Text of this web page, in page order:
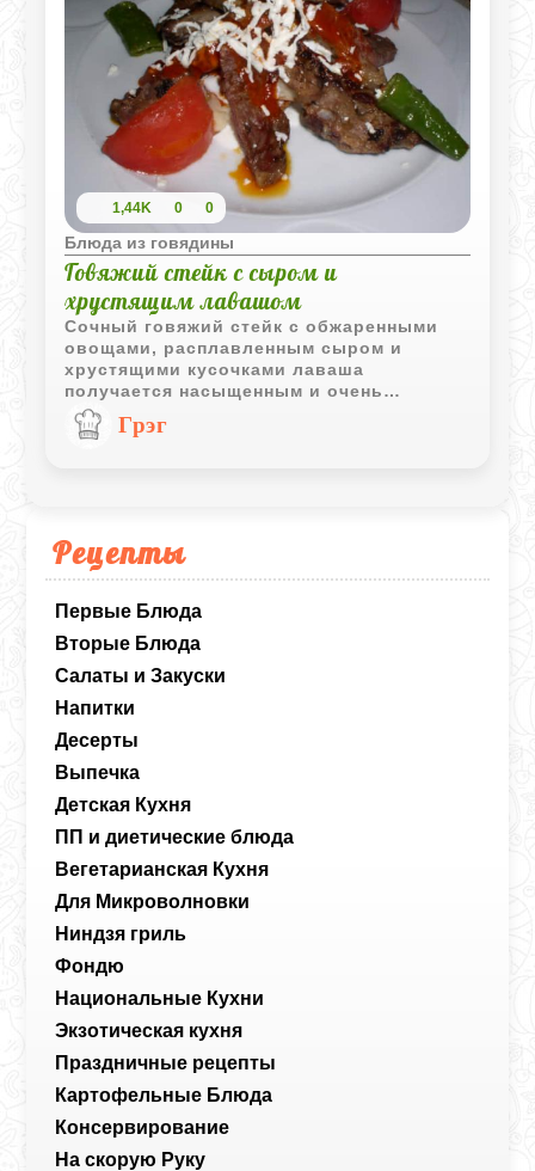
Рецепты
Первые Блюда
Вторые Блюда
Салаты и Закуски
Напитки
Десерты
Выпечка
Детская Кухня
ПП и диетические блюда
Вегетарианская Кухня
Для Микроволновки
Ниндзя гриль
Фондю
Национальные Кухни
Экзотическая кухня
Праздничные рецепты
Картофельные Блюда
Консервирование
На скорую Руку
1,44K 0 0
Блюда из говядины
Говяжий стейк с сыром и
хрустящим лавашом
Сочный говяжий стейк с обжаренными
овощами, расплавленным сыром и
хрустящими кусочками лаваша
получается насыщенным и очень
аппетитным. Простое блюдо с ярким
вкусом отлично подходит для быстрого
Грэг